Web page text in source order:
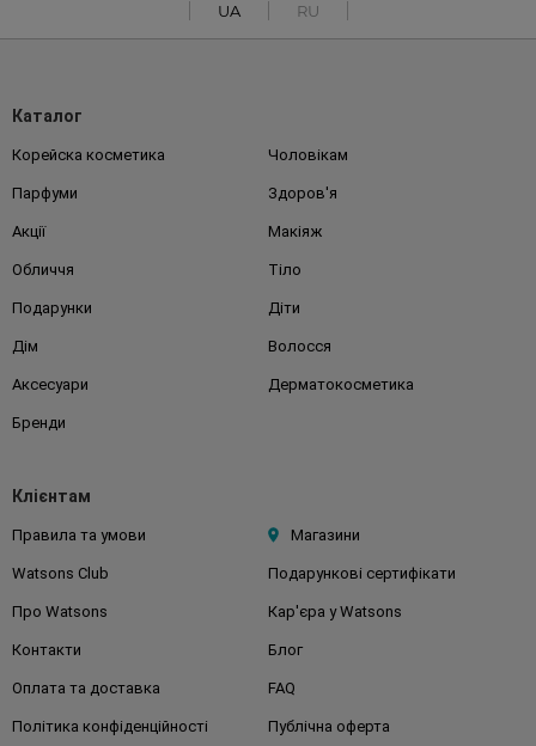
UA RU
Каталог
Корейска косметика Чоловікам
Парфуми Здоров'я
Акції Макіяж
Обличчя Тіло
Подарунки Діти
Дім Волосся
Аксесуари Дерматокосметика
Бренди
Клієнтам
Правила та умови Магазини
Watsons Club Подарункові сертифікати
Про Watsons Кар'єра у Watsons
Контакти Блог
Оплата та доставка FAQ
Політика конфіденційності Публічна оферта